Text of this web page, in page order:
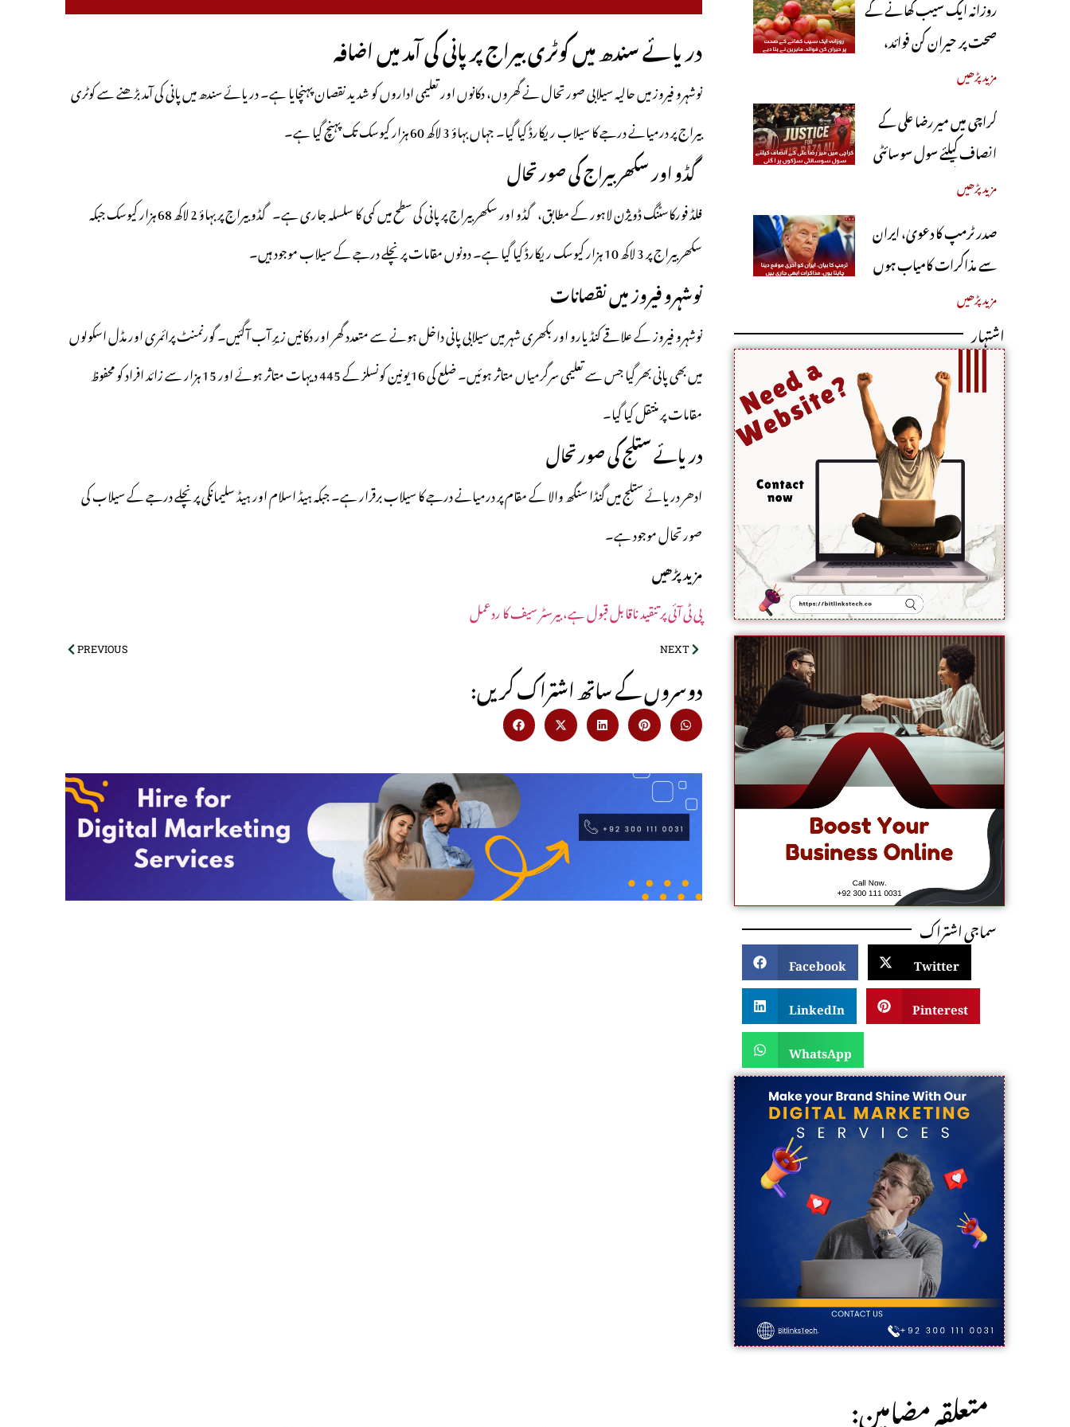
دریائے سندھ میں کوٹری بیراج پر پانی کی آمد میں اضافہ
نوشہرو فیروز میں حالیہ سیلابی صورتحال نے گھروں، دکانوں اور تعلیمی اداروں کو شدید نقصان پہنچایا ہے۔ دریائے سندھ میں پانی کی آمد بڑھنے سے کوٹری
بیراج پر درمیانے درجے کا سیلاب ریکارڈ کیا گیا۔ جہاں بہاؤ 3 لاکھ 60 ہزار کیوسک تک پہنچ گیا ہے۔
گڈو اور سکھر بیراج کی صورتحال
فلڈ فورکاسٹنگ ڈویژن لاہور کے مطابق، گڈو اور سکھر بیراج پر پانی کی سطح میں کمی کا سلسلہ جاری ہے۔ گڈو بیراج پر بہاؤ 2 لاکھ 68 ہزار کیوسک جبکہ
سکھر بیراجپر 3 لاکھ 10 ہزار کیوسک ریکارڈ کیا گیا ہے۔ دونوں مقامات پر نچلے درجے کے سیلاب موجود ہیں۔
نوشہرو فیروز میں نقصانات
نوشہرو فیروز کے علاقے کنڈیارو اور بکھری شہر میں سیلابی پانی داخل ہونے سے متعدد گھر اور دکانیں زیرِ آب آگئیں۔ گورنمنٹ پرائمری اور مڈل اسکولوں
میں بھی پانی بھر گیا جس سے تعلیمی سرگرمیاں متاثر ہوئیں۔ ضلع کی 16 یونین کونسلز کے 445 دیہات متاثر ہوئے اور 15 ہزار سے زائد افراد کو محفوظ
مقامات پر منتقل کیا گیا۔
دریائے ستلج کی صورتحال
ادھر دریائے ستلج میں گنڈا سنگھ والا کے مقام پر درمیانے درجے کا سیلاب برقرار ہے۔ جبکہ ہیڈ اسلام اور ہیڈ سلیمانکی پر نچلے درجے کے سیلاب کی
صورتحال موجود ہے۔
مزید پڑھیں
پی ٹی آئی پر تنقید ناقابل قبول ہے، بیرسٹر سیف کا ردعمل
PREVIOUS NEXT
:دوسروں کے ساتھ اشتراک کریں
روزانہ ایک سیب کھانے کے
صحت پر حیران کن فوائد،
ماہرین نے بتا دیے
مزید پڑھیں
کراچی میں میر رضا علی کے
انصاف کیلئے سول سوسائٹی
سڑکوں پر آ گئی
مزید پڑھیں
صدر ٹرمپ کا دعویٰ، ایران
سے مذاکرات کامیاب ہوں
گے، آبنائے ہرمز جلد کھل
جائے گی
مزید پڑھیں
اشتہار
سماجی اشتراک
Facebook
Twitter
LinkedIn
Pinterest
WhatsApp
:متعلقہ مضامین